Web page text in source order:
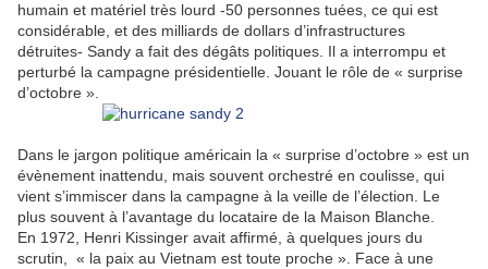
humain et matériel très lourd -50 personnes tuées, ce qui est
considérable, et des milliards de dollars d’infrastructures
détruites- Sandy a fait des dégâts politiques. Il a interrompu et
perturbé la campagne présidentielle. Jouant le rôle de « surprise
d’octobre ».
Dans le jargon politique américain la « surprise d’octobre » est un
évènement inattendu, mais souvent orchestré en coulisse, qui
vient s’immiscer dans la campagne à la veille de l’élection. Le
plus souvent à l’avantage du locataire de la Maison Blanche.
En 1972, Henri Kissinger avait affirmé, à quelques jours du
scrutin, « la paix au Vietnam est toute proche ». Face à une